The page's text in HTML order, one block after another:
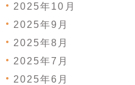
2025年10月
2025年9月
2025年8月
2025年7月
2025年6月